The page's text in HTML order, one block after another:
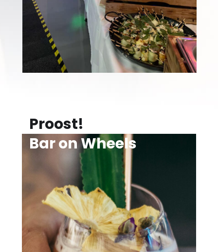
Proost!
Bar on Wheels